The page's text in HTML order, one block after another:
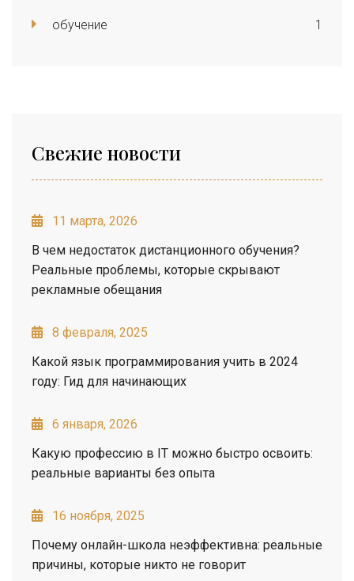
обучение 1
Свежие новости
11 марта, 2026
В чем недостаток дистанционного обучения?
Реальные проблемы, которые скрывают
рекламные обещания
8 февраля, 2025
Какой язык программирования учить в 2024
году: Гид для начинающих
6 января, 2026
Какую профессию в IT можно быстро освоить:
реальные варианты без опыта
16 ноября, 2025
Почему онлайн-школа неэффективна: реальные
причины, которые никто не говорит